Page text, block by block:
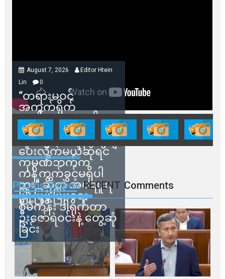
August 7, 2026
Editor Htein
Lin
0
“တရားမဝင်
အကွက်ရိုက်
ရောင်းချမှုတွေကို
သက်ဆိုင်ရာတာဝန်ရှိ
သူတွေက ဂရန်တွေချ
ပေးလိုက်မယ်ဆိုရင်
ကုမ္ပဏီဘက်က
ကန့်ကွက်ခွင့်မရှိပါ
ဘူး” ဆိုတဲ့ အမရပူရ
မြို့ပြဖွံ့ဖြိုးရေး
စီမံကိန်း ဒါရိုက်တာ
ဦးဇော်ရဲဝင်းနဲ့ တွေ့ဆုံ
ခြင်း
Photos Videos RECENT Comments